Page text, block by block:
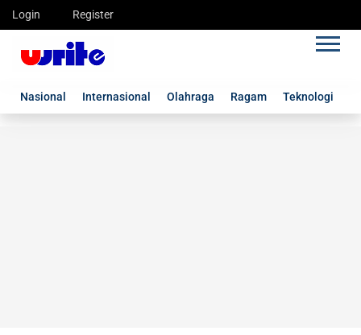
Login Register
Nasional Internasional Olahraga Ragam Teknologi